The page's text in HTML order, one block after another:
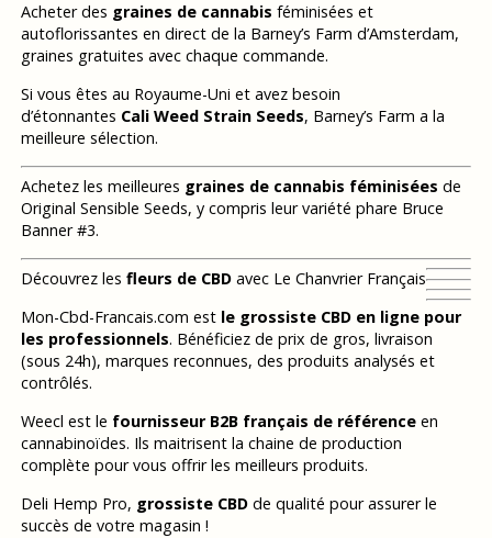
Acheter des graines de cannabis féminisées et
autoflorissantes en direct de la Barney’s Farm d’Amsterdam,
graines gratuites avec chaque commande.
Si vous êtes au Royaume-Uni et avez besoin
d’étonnantes Cali Weed Strain Seeds, Barney’s Farm a la
meilleure sélection.
Achetez les meilleures graines de cannabis féminisées de
Original Sensible Seeds, y compris leur variété phare Bruce
Banner #3.
Découvrez les fleurs de CBDavec Le Chanvrier Français
Mon-Cbd-Francais.com est le grossiste CBD en ligne pour
les professionnels. Bénéficiez de prix de gros, livraison
(sous 24h), marques reconnues, des produits analysés et
contrôlés.
Weecl est le fournisseur B2B français de référenceen
cannabinoïdes. Ils maitrisent la chaine de production
complète pour vous offrir les meilleurs produits.
Deli Hemp Pro, grossiste CBDde qualité pour assurer le
succès de votre magasin !